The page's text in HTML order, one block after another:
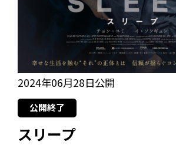
2024年06月28日公開
公開終了
スリープ